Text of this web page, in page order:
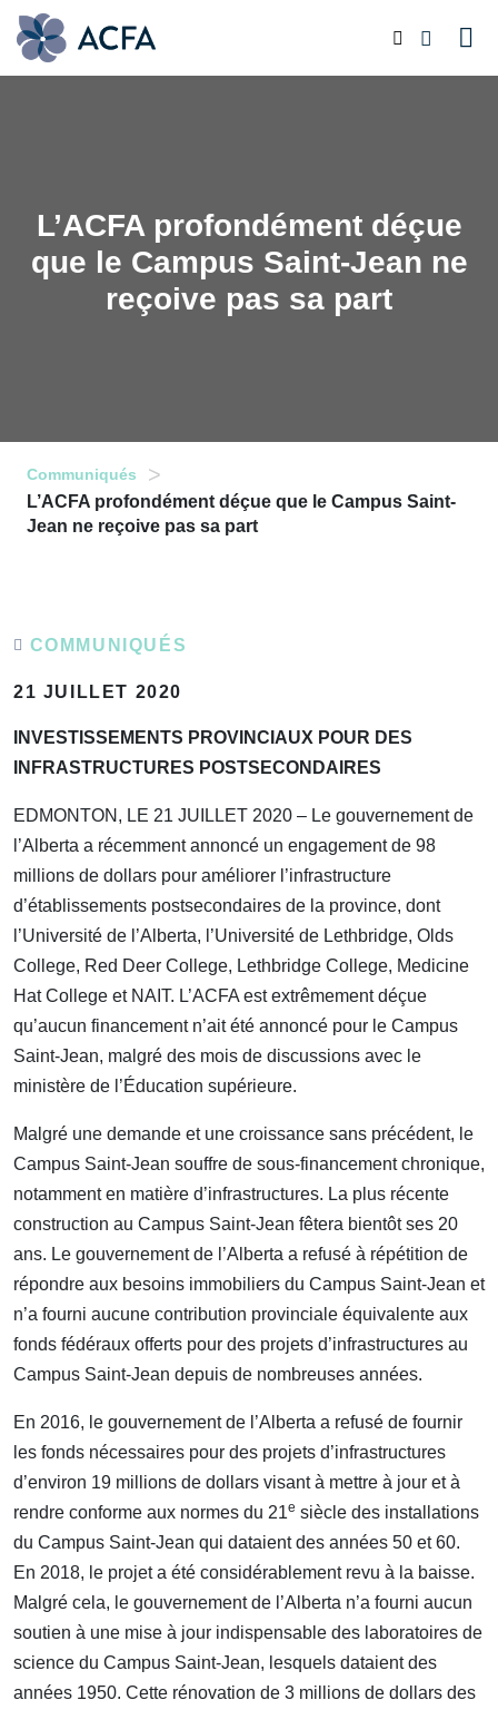
L’ACFA profondément déçue
que le Campus Saint-Jean ne
reçoive pas sa part
Communiqués >
L’ACFA profondément déçue que le Campus Saint-
Jean ne reçoive pas sa part
COMMUNIQUÉS
21 JUILLET 2020
INVESTISSEMENTS PROVINCIAUX POUR DES
INFRASTRUCTURES POSTSECONDAIRES
EDMONTON, LE 21 JUILLET 2020 – Le gouvernement de
l’Alberta a récemment annoncé un engagement de 98
millions de dollars pour améliorer l’infrastructure
d’établissements postsecondaires de la province, dont
l’Université de l’Alberta, l’Université de Lethbridge, Olds
College, Red Deer College, Lethbridge College, Medicine
Hat College et NAIT. L’ACFA est extrêmement déçue
qu’aucun financement n’ait été annoncé pour le Campus
Saint-Jean, malgré des mois de discussions avec le
ministère de l’Éducation supérieure.
Malgré une demande et une croissance sans précédent, le
Campus Saint-Jean souffre de sous-financement chronique,
notamment en matière d’infrastructures. La plus récente
construction au Campus Saint-Jean fêtera bientôt ses 20
ans. Le gouvernement de l’Alberta a refusé à répétition de
répondre aux besoins immobiliers du Campus Saint-Jean et
n’a fourni aucune contribution provinciale équivalente aux
fonds fédéraux offerts pour des projets d’infrastructures au
Campus Saint-Jean depuis de nombreuses années.
En 2016, le gouvernement de l’Alberta a refusé de fournir
les fonds nécessaires pour des projets d’infrastructures
d’environ 19 millions de dollars visant à mettre à jour et à
rendre conforme aux normes du 21e siècle des installations
du Campus Saint-Jean qui dataient des années 50 et 60.
En 2018, le projet a été considérablement revu à la baisse.
Malgré cela, le gouvernement de l’Alberta n’a fourni aucun
soutien à une mise à jour indispensable des laboratoires de
science du Campus Saint-Jean, lesquels dataient des
années 1950. Cette rénovation de 3 millions de dollars des